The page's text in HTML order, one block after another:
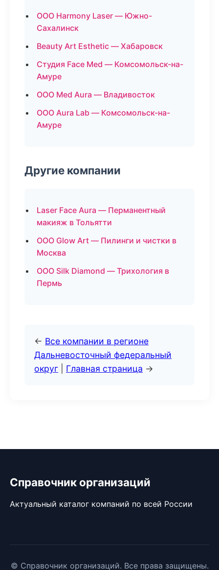
ООО Harmony Laser — Южно-
Сахалинск
Beauty Art Esthetic — Хабаровск
Студия Face Med — Комсомольск-на-
Амуре
ООО Med Aura — Владивосток
ООО Aura Lab — Комсомольск-на-
Амуре
Другие компании
Laser Face Aura — Перманентный
макияж в Тольятти
ООО Glow Art — Пилинги и чистки в
Москва
ООО Silk Diamond — Трихология в
Пермь
← Все компании в регионе
Дальневосточный федеральный
округ
Главная страница →
Справочник организаций
Актуальный каталог компаний по всей России
© Справочник организаций. Все права защищены.